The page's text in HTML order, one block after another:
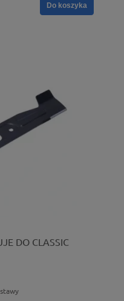
Do koszyka
DO CLASSIC